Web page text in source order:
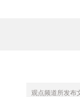
观点频道所发布